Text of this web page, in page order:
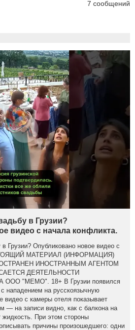
7 сообщений
в Грузии?
видео с начала конфликта.
Грузии? Опубликовано новое видео с
МАТЕРИАЛ (ИНФОРМАЦИЯ)
ИНОСТРАННЫМ АГЕНТОМ
ДЕЯТЕЛЬНОСТИ
"МЕМО". 18+ В Грузии появился
нападением на русскоязычную
видео с камеры отеля показывает
— на записи видно, как с балкона на
жидкость. При этом стороны
причины произошедшего: одни